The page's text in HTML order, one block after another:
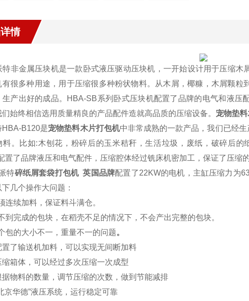
情
特非金属压块机是一款卧式液压驱动压块机，一开始设计用于压缩
有很多种用途，用于压缩很多种粉状物料。从木屑，椰糠，木屑颗
生产出好的成品。HBA-SB系列卧式压块机配置了品牌的电气和液压
始终相信选用质量精良的产品配件造就高品质的压缩设备。 宠物垫
HBA-B120是宠物垫料木片打包机中非常成熟的一款产品，我们已经
料。比如:木刨花，粉碎后的玉米秸秆，生活垃圾，废纸，破碎后
置了品牌液压和电气配件，压缩腔体经过铣床机密加工，保证了压缩的
特碎纸屑套袋打包机 英国品牌配置了22KW的电机，主缸压缩力为
几个操作大问题：
连续加料，保证料斗满仓。
到完成的包块，在稻壳不足的情况下，不会产出完整的包块。
包的大小不一，重量不一的问题。
置了输送机加料，可以实现无间断加料
缩箱体，可以经过多次压缩一次成型
据物料的数量，调节压缩的次数，做到节能减排
京华德”液压系统，运行稳定可靠